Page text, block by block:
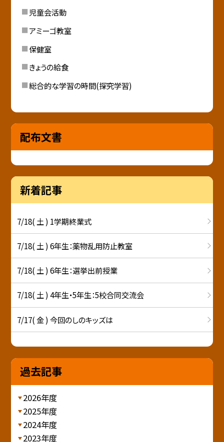
児童会活動
アミーゴ教室
保健室
きょうの給食
総合的な学習の時間(探究学習)
配布文書
新着記事
7/18( 土 ) 1学期終業式
7/18( 土 ) 6年生：薬物乱用防止教室
7/18( 土 ) 6年生：選挙出前授業
7/18( 土 ) 4年生・5年生：5校合同交流会
7/17( 金 ) 今回のしのキッズは
過去記事
2026年度
2025年度
2024年度
2023年度